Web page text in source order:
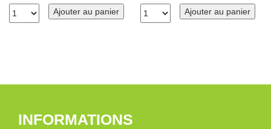
Ajouter au panier Ajouter au panier
INFORMATIONS